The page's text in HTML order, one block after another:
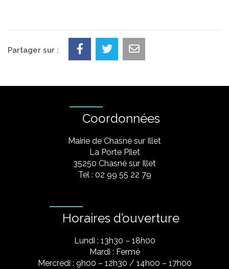
Partager sur :
Coordonnées
Mairie de Chasné sur Illet
La Porte Pilet
35250 Chasné sur Illet
Tel : 02 99 55 22 79
Horaires d’ouverture
Lundi : 13h30 – 18h00
Mardi : Fermé
Mercredi : 9h00 – 12h30 / 14h00 – 17h00